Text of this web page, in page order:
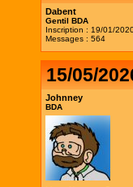
Dabent
Gentil BDA
Inscription : 19/01/
Messages : 564
15/05/
Johnney
BDA